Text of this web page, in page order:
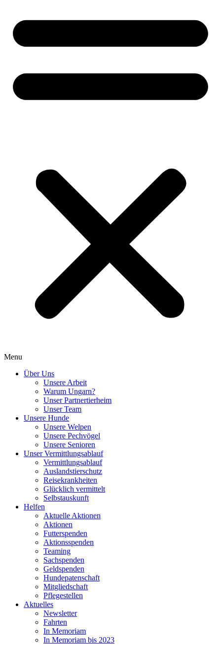
Menu
Über Uns
Unsere Arbeit
Warum Ungarn?
Unser Partnertierheim
Unser Team
Unsere Hunde
Unsere Welpen
Unsere Pechvögel
Unsere Senioren
Unser Vermittlungsablauf
Vermittlungsablauf
Auslandstierschutz
Reisekrankheiten
Glücklich vermittelt
Selbstauskunft
Helfen
Aktuelle Aktionen
Aktionen
Futterspenden
Aktionsspenden
Teaming
Sachspenden
Geldspenden
Hundepatenschaft
Mitgliedschaft
Pflegestellen
Aktuelles
Newsletter
Fahrten
In Memoriam
In Memoriam bis 2023